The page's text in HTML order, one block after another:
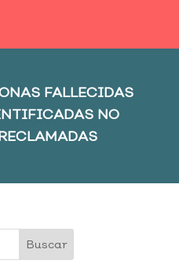
FALLECIDAS
NO
RECLAMADAS